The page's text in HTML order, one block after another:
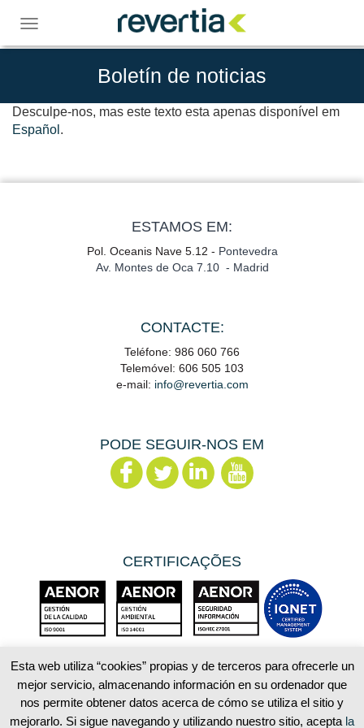
content
Toggle
navigation
Boletín de noticias
Desculpe-nos, mas este texto esta apenas disponível em
Español .
ESTAMOS EM:
Pol. Oceanis Nave 5.12 - Pontevedra
Av. Montes de Oca 7.10 - Madrid
CONTACTE:
Teléfone: 986 060 766
Telemóvel: 606 505 103
e-mail: info@revertia.com
PODE SEGUIR-NOS EM
CERTIFICAÇÕES
Aviso Legal
Política de privacidade
Política de cookies
Esta web utiliza “cookies” propias y de terceros para ofrecerle un
mejor servicio, almacenando información en su ordenador que
nos permite obtener datos acerca de cómo se utiliza el sitio y
mejorarlo. Si sigue navegando y utilizando nuestro sitio, acepta la